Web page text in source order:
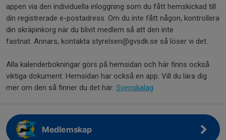
appen via den individuella inloggning som du fått hemskickad till
din registrerade e-postadress. Om du inte fått någon, kontrollera
din skräpinkorg när du blivit medlem så att den inte
fastnat. Annars, kontakta styrelsen@gvsdk.se så löser vi det.
Alla kalenderbokningar görs på hemsidan och här finns också
viktiga dokument. Hemsidan har också en app. Vill du lära dig
mer om den så finner du det här: Svenskalag
Medlemskap